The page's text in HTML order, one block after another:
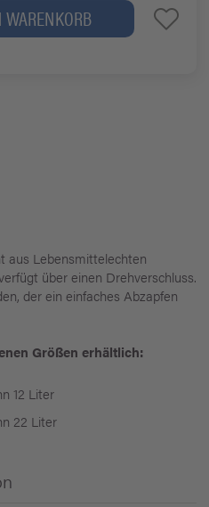
aus Lebensmittelechten
über einen Drehverschluss.
der ein einfaches Abzapfen
Größen erhältlich:
12 Liter
22 Liter